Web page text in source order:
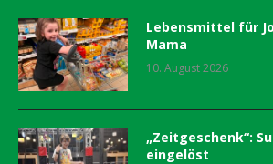
Lebensmittel für
Mama
10. August 2026
„Zeitgeschenk“:
eingelöst